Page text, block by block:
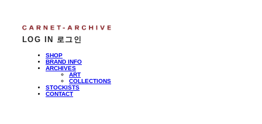
LOG IN 로그인
SHOP
BRAND INFO
ARCHIVES
ART
COLLECTIONS
STOCKISTS
CONTACT